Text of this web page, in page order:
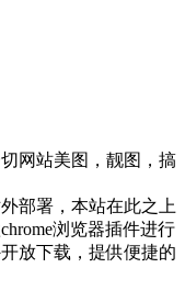
网站美图，靓图，搞
部署，本站在此之上
浏览器插件进行
放下载，提供便捷的